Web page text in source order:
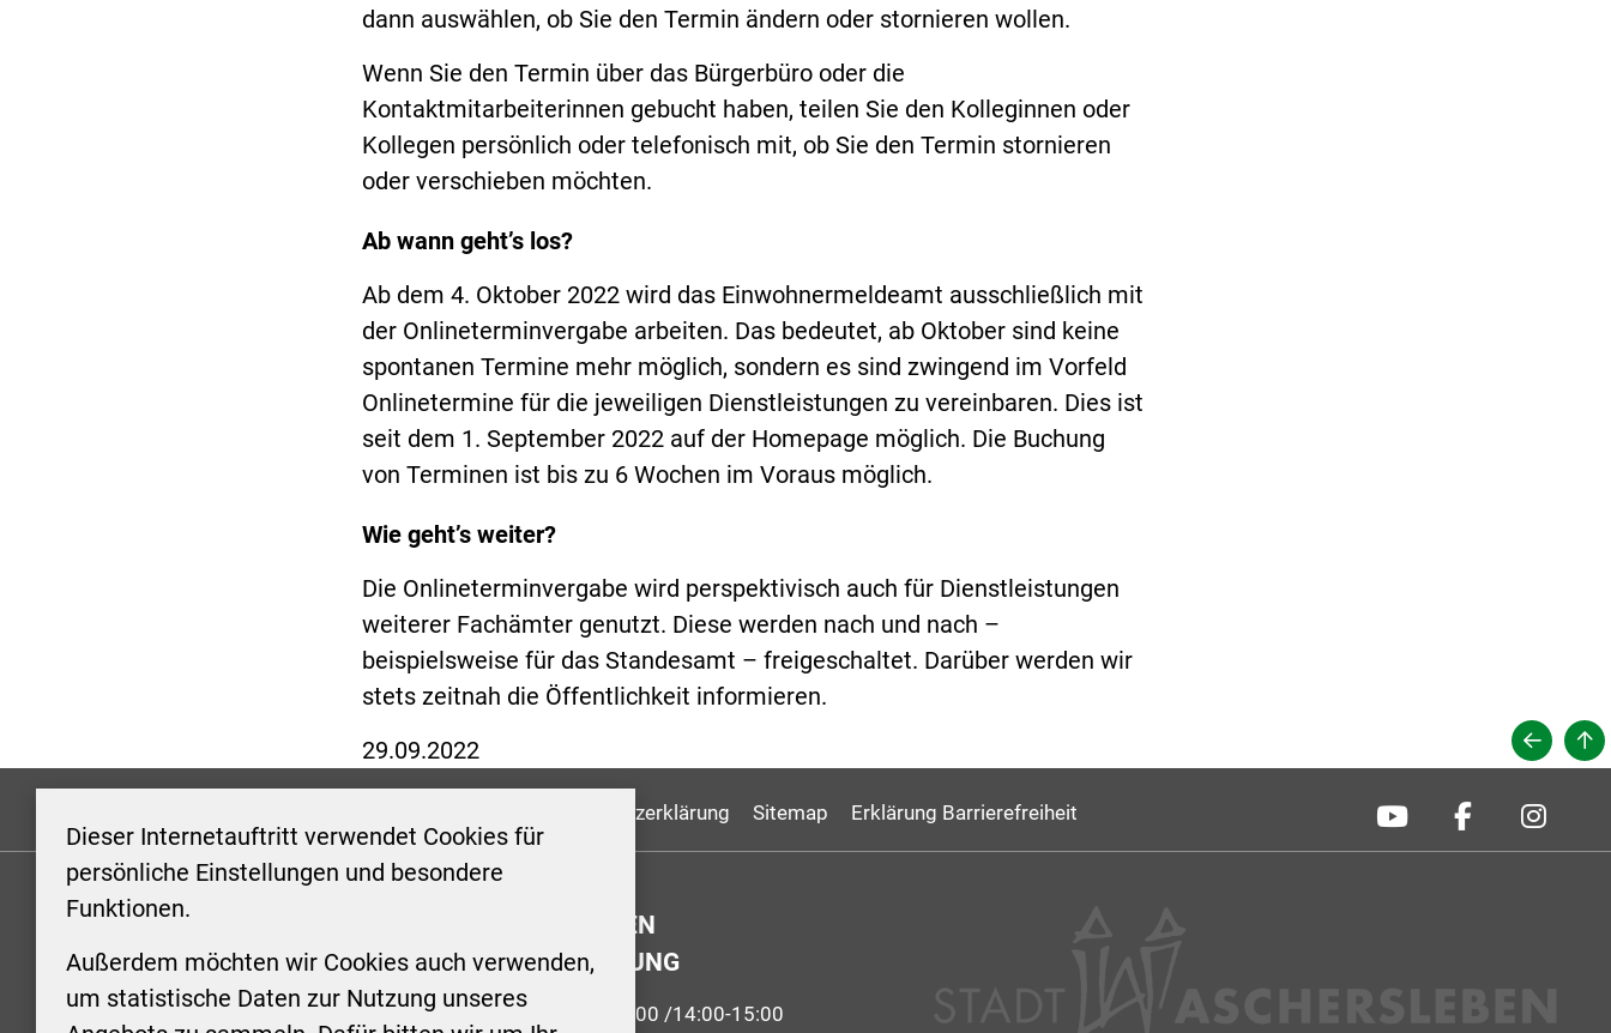
Dieser Internetauftritt verwendet Cookies für
persönliche Einstellungen und besondere
Funktionen.
Außerdem möchten wir Cookies auch verwenden,
um statistische Daten zur Nutzung unseres
dann auswählen, ob Sie den Termin ändern oder stornieren wollen.
Wenn Sie den Termin über das Bürgerbüro oder die
Kontaktmitarbeiterinnen gebucht haben, teilen Sie den Kolleginnen oder
Kollegen persönlich oder telefonisch mit, ob Sie den Termin stornieren
oder verschieben möchten.
Ab wann geht’s los?
Ab dem 4. Oktober 2022 wird das Einwohnermeldeamt ausschließlich mit
der Onlineterminvergabe arbeiten. Das bedeutet, ab Oktober sind keine
spontanen Termine mehr möglich, sondern es sind zwingend im Vorfeld
Onlinetermine für die jeweiligen Dienstleistungen zu vereinbaren. Dies ist
seit dem 1. September 2022 auf der Homepage möglich. Die Buchung
von Terminen ist bis zu 6 Wochen im Voraus möglich.
Wie geht’s weiter?
Die Onlineterminvergabe wird perspektivisch auch für Dienstleistungen
weiterer Fachämter genutzt. Diese werden nach und nach –
beispielsweise für das Standesamt – freigeschaltet. Darüber werden wir
stets zeitnah die Öffentlichkeit informieren.
29.09.2022
Datenschutzerklärung Sitemap Erklärung Barrierefreiheit
KONTAKT
Stadt Aschersleben
Markt 1
ÖFFNUNGSZEITEN
STADTVERWALTUNG
Montag: 09:00-12:00 /14:00-15:00